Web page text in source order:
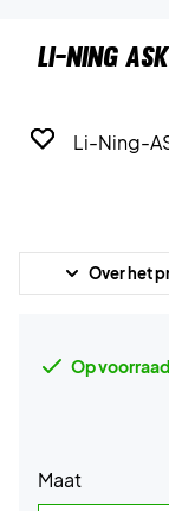
Li-Ning
Over het
Op voorraad
Maat